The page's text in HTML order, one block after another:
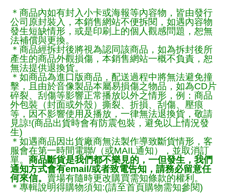
＊商品內如有封入小卡或海報等內容物，皆由發行
公司原封裝入，本銷售網站不便拆閱，如遇內容物
發生短缺情形，或是印刷上的個人觀感問題，恕無
法補償與更換。
＊商品經拆封後將視為認同該商品，如為拆封後所
產生的商品外觀損傷，本銷售網站一概不負責，恕
無法提供退換貨。
＊如商品為進口版商品，配送過程中將無法避免撞
擊，且由於音像製品本屬易損傷之物品，如為CD片
碎裂、刮傷等影響正常播放以外之情形，例：商品
外包裝（封面或外殼）撕裂、折損、刮傷、壓痕
等，因不影響使用及播放，一律無法退換貨，敬請
見諒!(商品出貨時會有防震包裝，避免以上情況發
生)
＊如遇商品因出貨廠商無法製作導致斷貨情形，客
服會在第一時間電聯/（或MAIL通知），並取消訂
單。 商品斷貨是我們都不樂見的，一但發生，我們
通知方式會有email/或者致電告知，請務必留意任
何來信。 賣場有隨時更改購買需知條款的權利。
＊專輯說明得購物須知:(請至首頁購物需知參閱)